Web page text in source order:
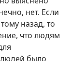
нет. Если
назад, то
что людям
было